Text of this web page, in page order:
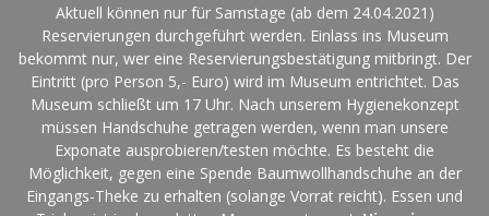
Aktuell können nur für Samstage (ab dem 24.04.2021)
Reservierungen durchgeführt werden. Einlass ins Museum
bekommt nur, wer eine Reservierungsbestätigung mitbringt. Der
Eintritt (pro Person 5,- Euro) wird im Museum entrichtet. Das
Museum schließt um 17 Uhr. Nach unserem Hygienekonzept
müssen Handschuhe getragen werden, wenn man unsere
Exponate ausprobieren/testen möchte. Es besteht die
Möglichkeit, gegen eine Spende Baumwollhandschuhe an der
Eingangs-Theke zu erhalten (solange Vorrat reicht). Essen und